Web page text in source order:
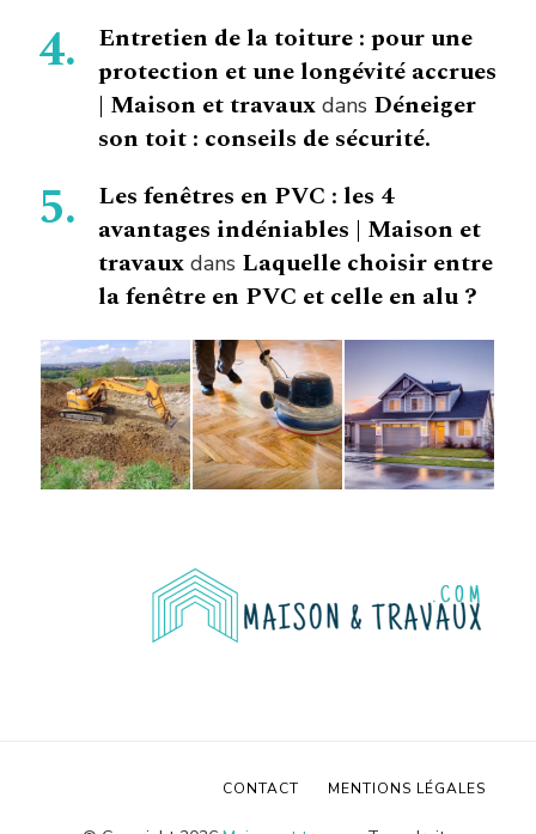
Entretien de la toiture : pour une
protection et une longévité accrues
| Maison et travaux dans Déneiger
son toit : conseils de sécurité.
Les fenêtres en PVC : les 4
avantages indéniables | Maison et
travaux dans Laquelle choisir entre
la fenêtre en PVC et celle en alu ?
CONTACT MENTIONS LÉGALES